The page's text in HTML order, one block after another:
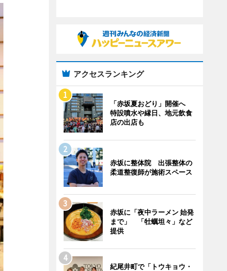
アクセスランキング
「赤坂夏おどり」開催へ
特設噴水や縁日、地元飲食
店の出店も
赤坂に整体院 出張整体の
柔道整復師が施術スペース
赤坂に「夜中ラーメン 始発
まで」 「牡蠣坦々」など
提供
紀尾井町で「トウキョウ・